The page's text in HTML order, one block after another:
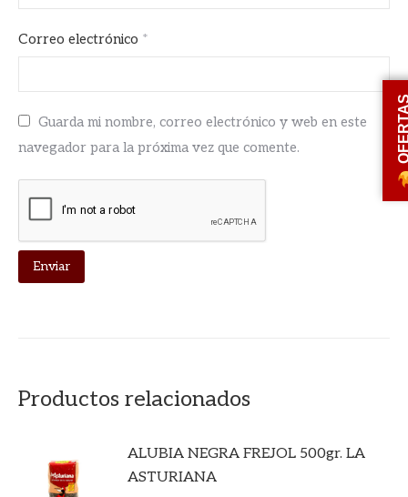
Correo electrónico *
Guarda mi nombre, correo electrónico y web en este
navegador para la próxima vez que comente.
Productos relacionados
ALUBIA NEGRA FREJOL 500gr. LA
ASTURIANA